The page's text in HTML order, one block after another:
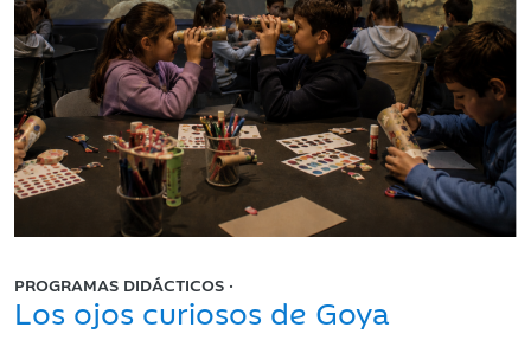
PROGRAMAS DIDÁCTICOS ·
Los ojos curiosos de Goya